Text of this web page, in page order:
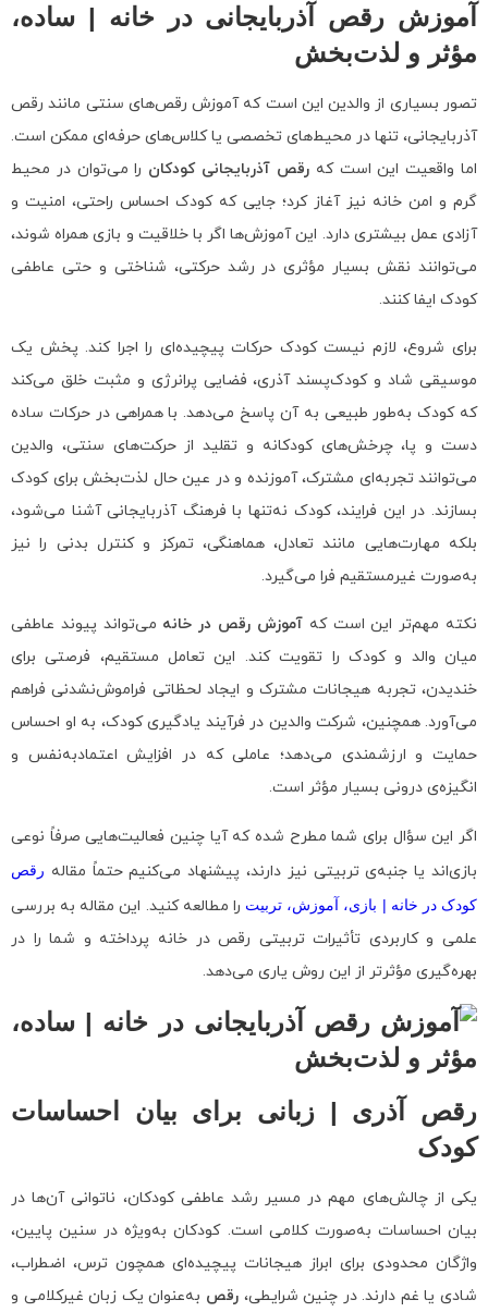
آموزش رقص آذربایجانی در خانه | ساده،
مؤثر و لذت‌بخش
تصور بسیاری از والدین این است که آموزش رقص‌های سنتی مانند رقص
آذربایجانی، تنها در محیط‌های تخصصی یا کلاس‌های حرفه‌ای ممکن است.
اما واقعیت این است کهرقص آذربایجانی کودکان را می‌توان در محیط
گرم و امن خانه نیز آغاز کرد؛ جایی که کودک احساس راحتی، امنیت و
آزادی عمل بیشتری دارد. این آموزش‌ها اگر با خلاقیت و بازی همراه شوند،
می‌توانند نقش بسیار مؤثری در رشد حرکتی، شناختی و حتی عاطفی
کودک ایفا کنند.
برای شروع، لازم نیست کودک حرکات پیچیده‌ای را اجرا کند. پخش یک
موسیقی شاد و کودک‌پسند آذری، فضایی پرانرژی و مثبت خلق می‌کند
که کودک به‌طور طبیعی به آن پاسخ می‌دهد. با همراهی در حرکات ساده
دست و پا، چرخش‌های کودکانه و تقلید از حرکت‌های سنتی، والدین
می‌توانند تجربه‌ای مشترک، آموزنده و در عین حال لذت‌بخش برای کودک
بسازند. در این فرایند، کودک نه‌تنها با فرهنگ آذربایجانی آشنا می‌شود،
بلکه مهارت‌هایی مانند تعادل، هماهنگی، تمرکز و کنترل بدنی را نیز
به‌صورت غیرمستقیم فرا می‌گیرد.
نکته مهم‌تر این است که آموزش رقص در خانه می‌تواند پیوند عاطفی
میان والد و کودک را تقویت کند. این تعامل مستقیم، فرصتی برای
خندیدن، تجربه هیجانات مشترک و ایجاد لحظاتی فراموش‌نشدنی فراهم
می‌آورد. همچنین، شرکت والدین در فرآیند یادگیری کودک، به او احساس
حمایت و ارزشمندی می‌دهد؛ عاملی که در افزایش اعتمادبه‌نفس و
انگیزه‌ی درونی بسیار مؤثر است.
اگر این سؤال برای شما مطرح شده که آیا چنین فعالیت‌هایی صرفاً نوعی
بازی‌اند یا جنبه‌ی تربیتی نیز دارند، پیشنهاد می‌کنیم حتماً مقاله رقص
کودک در خانه | بازی، آموزش، تربیت را مطالعه کنید. این مقاله به بررسی
علمی و کاربردی تأثیرات تربیتی رقص در خانه پرداخته و شما را در
بهره‌گیری مؤثرتر از این روش یاری می‌دهد.
رقص آذری | زبانی برای بیان احساسات
کودک
یکی از چالش‌های مهم در مسیر رشد عاطفی کودکان، ناتوانی آن‌ها در
بیان احساسات به‌صورت کلامی است. کودکان به‌ویژه در سنین پایین،
واژگان محدودی برای ابراز هیجانات پیچیده‌ای همچون ترس، اضطراب،
شادی یا غم دارند. در چنین شرایطی،رقص به‌عنوان یک زبان غیرکلامی و